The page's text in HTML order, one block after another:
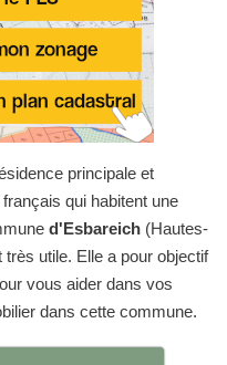
principale et
français qui habitent une
d'Esbareich (Hautes-
utile. Elle a pour objectif
vous aider dans vos
dans cette commune.